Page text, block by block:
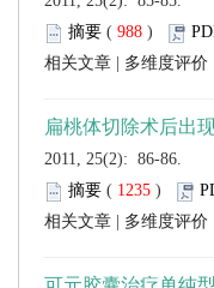
(
)
2011, 25(2): 86-86.
(
)